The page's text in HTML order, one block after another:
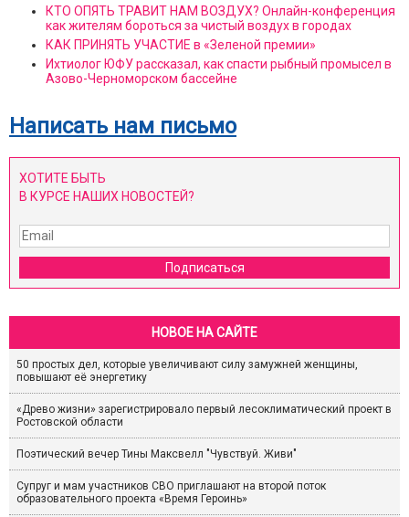
КТО ОПЯТЬ ТРАВИТ НАМ ВОЗДУХ? Онлайн-конференция
как жителям бороться за чистый воздух в городах
КАК ПРИНЯТЬ УЧАСТИЕ в «Зеленой премии»
Ихтиолог ЮФУ рассказал, как спасти рыбный промысел в
Азово-Черноморском бассейне
Написать нам письмо
ХОТИТЕ БЫТЬ
В КУРСЕ НАШИХ НОВОСТЕЙ?
Подписаться
НОВОЕ НА САЙТЕ
50 простых дел, которые увеличивают силу замужней женщины,
повышают её энергетику
«Древо жизни» зарегистрировало первый лесоклиматический проект в
Ростовской области
Поэтический вечер Тины Максвелл "Чувствуй. Живи"
Супруг и мам участников СВО приглашают на второй поток
образовательного проекта «Время Героинь»